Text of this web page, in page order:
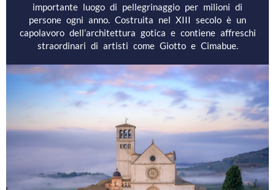
importante luogo di pellegrinaggio per milioni di
persone ogni anno. Costruita nel XIII secolo è un
capolavoro dell’architettura gotica e contiene affreschi
straordinari di artisti come Giotto e Cimabue.